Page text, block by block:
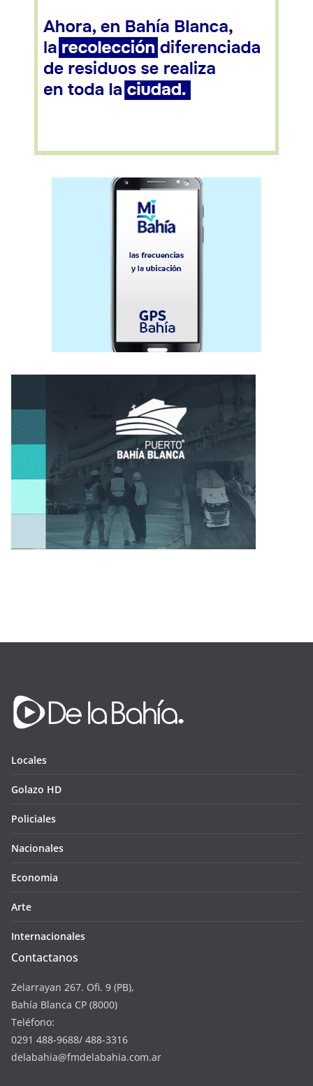
Locales
Golazo HD
Policiales
Nacionales
Economia
Arte
Internacionales
Contactanos
Zelarrayan 267. Ofi. 9 (PB),
Bahía Blanca CP (8000)
Teléfono:
0291 488-9688/ 488-3316
delabahia@fmdelabahia.com.ar